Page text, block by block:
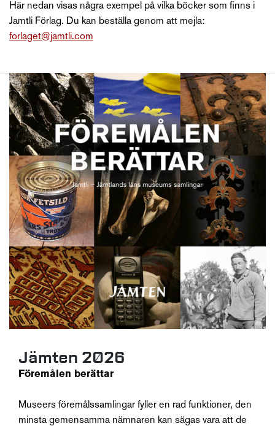
Här nedan visas några exempel på vilka böcker som finns i
Jamtli Förlag. Du kan beställa genom att mejla:
forlaget@jamtli.com
Jämten 2026
Föremålen berättar
Museers föremålssamlingar fyller en rad funktioner, den
minsta gemensamma nämnaren kan sägas vara att de